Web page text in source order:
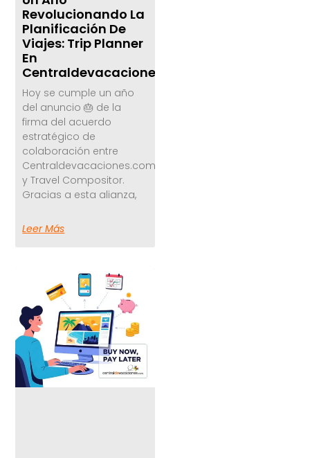
Revolucionando La
Planificación De
Viajes: Trip Planner
En
Centraldevacaciones.com
Hoy se cumple un año
del anuncio 🎂 de la
firma del acuerdo
estratégico de
colaboración entre
Centraldevacaciones.com
y Travel Compositor.
Gracias a esta alianza,
Leer Más